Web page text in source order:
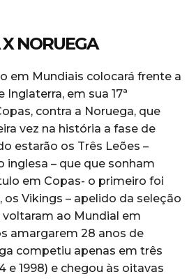
NORUEGA
em Mundiais colocará frente a
em sua 17ª
contra a Noruega, que
vez na história a fase de
estarão os Três Leões –
inglesa – que que sonham
em Copas- o primeiro foi
os Vikings – apelido da seleção
voltaram ao Mundial em
amargarem 28 anos de
competiu apenas em três
e 1998) e chegou às oitavas